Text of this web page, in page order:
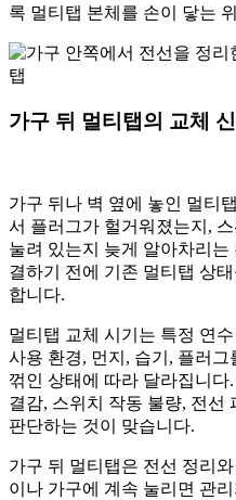
록 멀티탭 본체를 손이 닿는
가구 뒤 멀티탭의 교체
가구 뒤나 벽 옆에 놓인 멀티
서 플러그가 헐거워졌는지,
눌려 있는지 늦게 알아차리는
결하기 전에 기존 멀티탭 상
합니다.
멀티탭 교체 시기는 특정 연
사용 환경, 먼지, 습기, 플러그
꺾인 상태에 따라 달라집니다
결감, 스위치 작동 불량, 전선
판단하는 것이 맞습니다.
가구 뒤 멀티탭은 전선 정리
이나 가구에 계속 눌리면 관